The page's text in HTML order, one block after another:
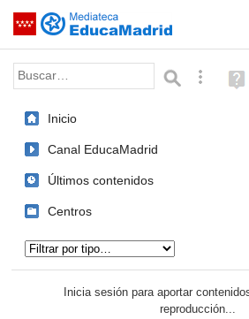
Saltar navegación
Palabra o frase: Búsqueda
(en
Inicio
Canal EducaMadrid
Últimos contenidos
Centros
Inicia sesión para aportar
reproducción...